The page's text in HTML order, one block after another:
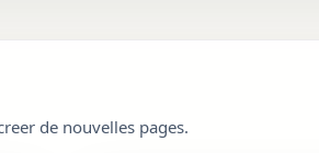
de nouvelles pages.